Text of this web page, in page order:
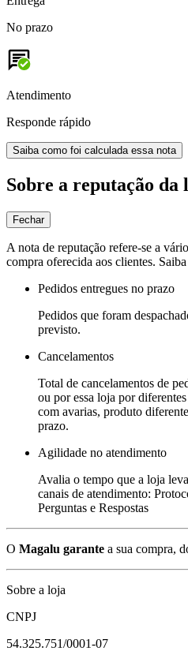
No prazo
Atendimento
Responde rápido
Saiba como foi calculada essa nota
Sobre a reputação da
Fechar
A nota de reputação refere-se a
compra oferecida aos clientes.
Pedidos entregues no prazo
Pedidos que foram
previsto.
Cancelamentos
Total de cancelamentos de
ou por essa loja por
com avarias, produto
prazo.
Agilidade no atendimento
Avalia o tempo que a loja
canais de atendimento:
Perguntas e Respostas
O Magalu garante a sua compra,
Sobre a loja
CNPJ
54.325.751/0001-07